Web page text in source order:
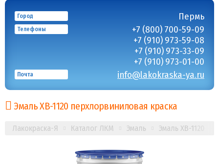
Город Пермь
Телефоны
+7 (800) 700-59-09
+7 (910) 973-59-08
+7 (910) 973-33-09
+7 (910) 973-01-00
Почта info@lakokraska-ya.ru
Эмаль ХВ-1120 перхлорвиниловая краска
Лакокраска-Я Каталог ЛКМ Эмаль Эмаль ХВ-1120